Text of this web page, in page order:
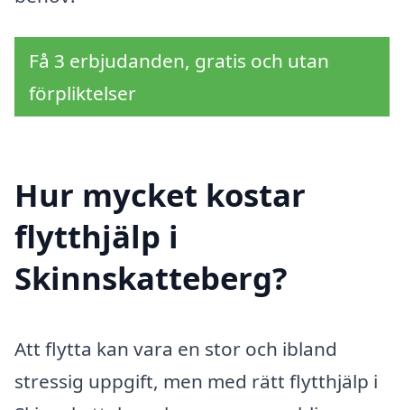
Få 3 erbjudanden, gratis och utan
förpliktelser
Hur mycket kostar
flytthjälp i
Skinnskatteberg?
Att flytta kan vara en stor och ibland
stressig uppgift, men med rätt flytthjälp i